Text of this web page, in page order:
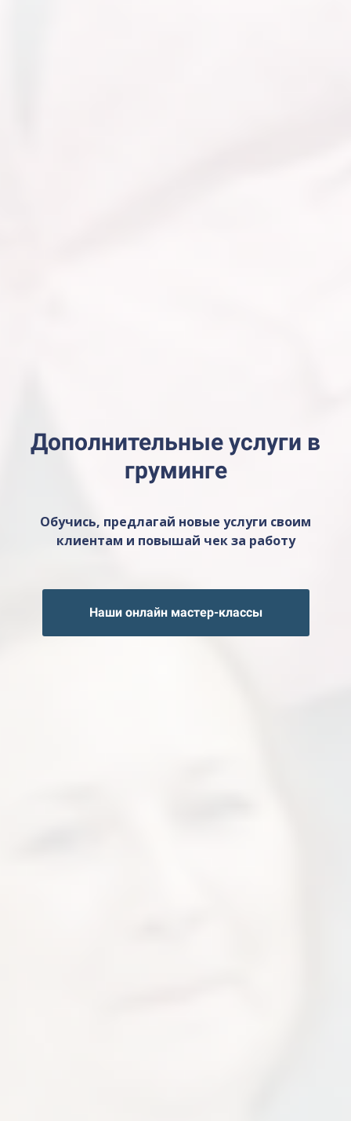
Дополнительные услуги в
груминге
Обучись, предлагай новые услуги своим
клиентам и повышай чек за работу
Наши онлайн мастер-классы